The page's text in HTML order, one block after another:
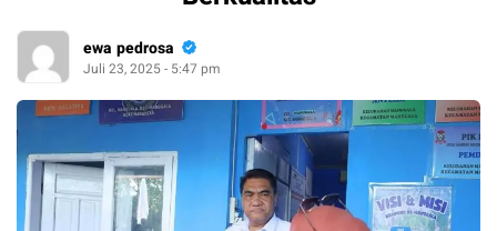
ewa pedrosa
Juli 23, 2025 - 5:47 pm